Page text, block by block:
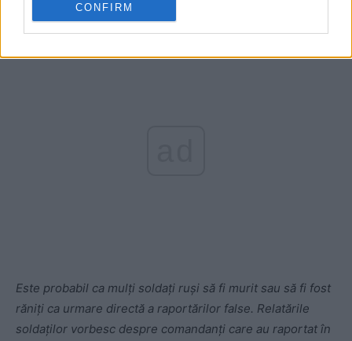
CONFIRM
evacuat în vehiculul blindat al lui Frolkin.
Este probabil ca mulți soldați ruși să fi murit sau să fi fost
răniți ca urmare directă a raportărilor false. Relatările
soldaților vorbesc despre comandanți care au raportat în